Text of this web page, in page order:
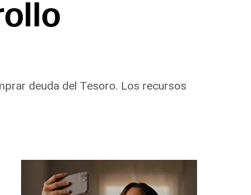
deuda del Tesoro. Los recursos